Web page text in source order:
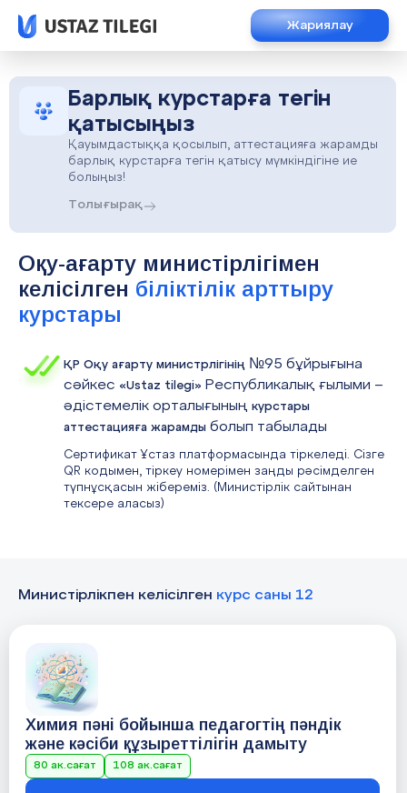
Жариялау
Барлық курстарға тегін
қатысыңыз
Қауымдастыққа қосылып, аттестацияға жарамды
барлық курстарға тегін қатысу мүмкіндігіне ие
болыңыз!
Толығырақ
Оқу-ағарту министірлігімен
келісілген біліктілік арттыру
курстары
ҚР Оқу ағарту министрлігінің №95 бұйрығына
сәйкес «Ustaz tilegi» Республикалық ғылыми –
әдістемелік орталығының курстары
аттестацияға жарамды болып табылады
Сертификат Ұстаз платформасында тіркеледі. Сізге
QR кодымен, тіркеу номерімен заңды рәсімделген
түпнұсқасын жібереміз. (Министірлік сайтынан
тексере аласыз)
Министірлікпен келісілген курс саны 12
Химия пәні бойынша педагогтің пәндік
және кәсіби құзыреттілігін дамыту
80 ак.сағат 108 ак.сағат